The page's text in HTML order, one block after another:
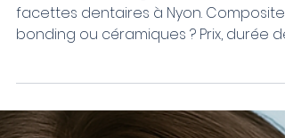
Découvrez notre guide complet sur les
facettes dentaires à Nyon. Composite
vie, avantages et conseils pour choisir